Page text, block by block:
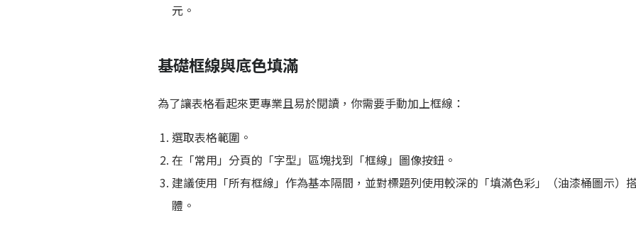
元。
基礎框線與底色填滿
為了讓表格看起來更專業且易於閱讀，你需要手動加上框線：
選取表格範圍。
在「常用」分頁的「字型」區塊找到「框線」圖像按鈕。
建議使用「所有框線」作為基本隔間，並對標題列使用較深的「填滿色彩」（油漆桶圖示）
體。